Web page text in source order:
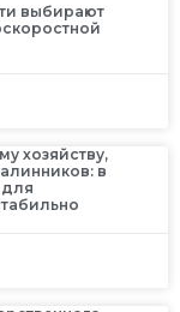
выбирают
хозяйству,
в